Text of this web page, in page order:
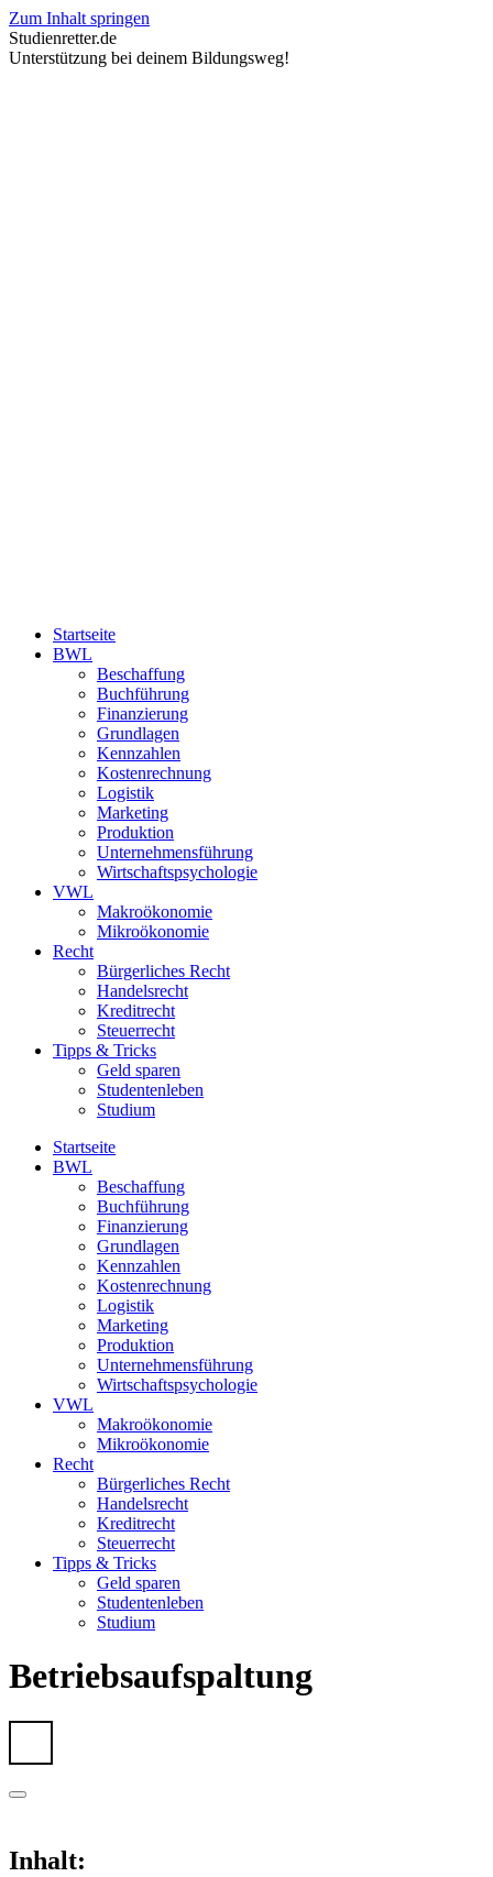
Zum Inhalt springen
Studienretter.de
Unterstützung bei deinem Bildungsweg!
Startseite
BWL
Beschaffung
Buchführung
Finanzierung
Grundlagen
Kennzahlen
Kostenrechnung
Logistik
Marketing
Produktion
Unternehmensführung
Wirtschaftspsychologie
VWL
Makroökonomie
Mikroökonomie
Recht
Bürgerliches Recht
Handelsrecht
Kreditrecht
Steuerrecht
Tipps & Tricks
Geld sparen
Studentenleben
Studium
Startseite
BWL
Beschaffung
Buchführung
Finanzierung
Grundlagen
Kennzahlen
Kostenrechnung
Logistik
Marketing
Produktion
Unternehmensführung
Wirtschaftspsychologie
VWL
Makroökonomie
Mikroökonomie
Recht
Bürgerliches Recht
Handelsrecht
Kreditrecht
Steuerrecht
Tipps & Tricks
Geld sparen
Studentenleben
Studium
Betriebsaufspaltung
Inhalt: